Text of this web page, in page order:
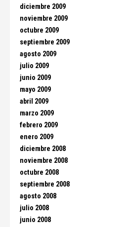
diciembre 2009
noviembre 2009
octubre 2009
septiembre 2009
agosto 2009
julio 2009
junio 2009
mayo 2009
abril 2009
marzo 2009
febrero 2009
enero 2009
diciembre 2008
noviembre 2008
octubre 2008
septiembre 2008
agosto 2008
julio 2008
junio 2008